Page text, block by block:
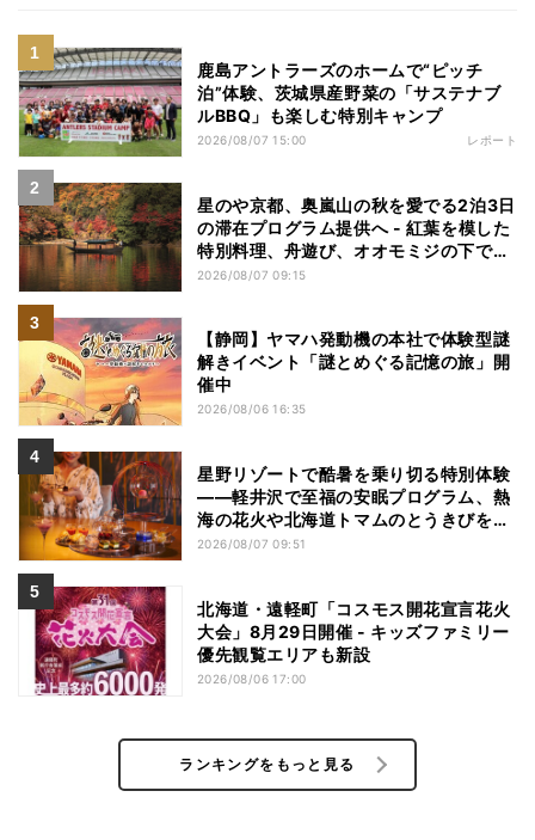
鹿島アントラーズのホームで“ピッチ
泊”体験、茨城県産野菜の「サステナブ
ルBBQ」も楽しむ特別キャンプ
2026/08/07 15:00 レポート
星のや京都、奥嵐山の秋を愛でる2泊3日
の滞在プログラム提供へ - 紅葉を模した
特別料理、舟遊び、オオモミジの下でお
こなう深呼吸など
2026/08/07 09:15
【静岡】ヤマハ発動機の本社で体験型謎
解きイベント「謎とめぐる記憶の旅」開
催中
2026/08/06 16:35
星野リゾートで酷暑を乗り切る特別体験
——軽井沢で至福の安眠プログラム、熱
海の花火や北海道トマムのとうきびを主
役にしたアフタヌーンティー
2026/08/07 09:51
北海道・遠軽町「コスモス開花宣言花火
大会」8月29日開催 - キッズファミリー
優先観覧エリアも新設
2026/08/06 17:00
ランキングをもっと見る